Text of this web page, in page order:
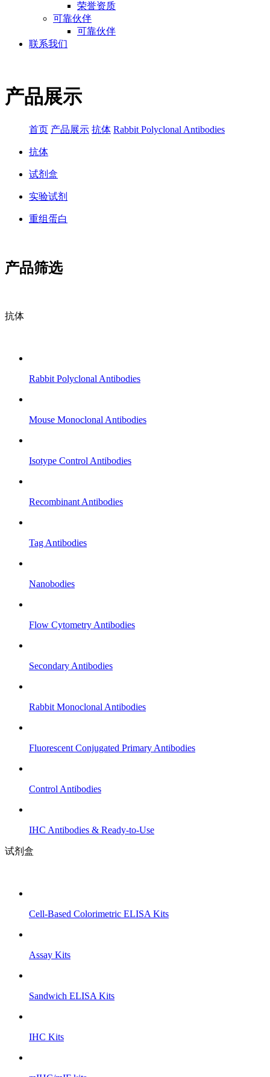
荣誉资质
可靠伙伴
可靠伙伴
联系我们
产品展示
首页 产品展示 抗体 Rabbit Polyclonal Antibodies
抗体
试剂盒
实验试剂
重组蛋白
产品筛选
抗体
Rabbit Polyclonal Antibodies
Mouse Monoclonal Antibodies
Isotype Control Antibodies
Recombinant Antibodies
Tag Antibodies
Nanobodies
Flow Cytometry Antibodies
Secondary Antibodies
Rabbit Monoclonal Antibodies
Fluorescent Conjugated Primary Antibodies
Control Antibodies
IHC Antibodies & Ready-to-Use
试剂盒
Cell-Based Colorimetric ELISA Kits
Assay Kits
Sandwich ELISA Kits
IHC Kits